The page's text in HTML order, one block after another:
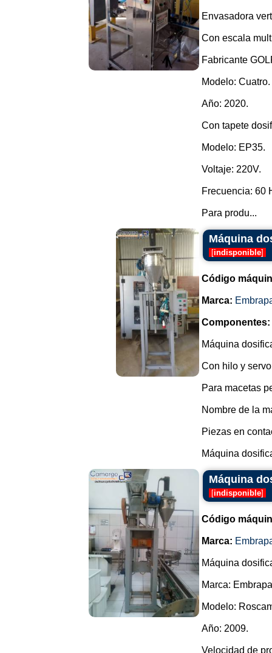
Envasadora
Con escala
Fabricante
Modelo: Cuatro.
Año: 2020.
Con tapete
Modelo: EP35.
Voltaje: 220V.
Frecuencia: 60
Para produ...
Máquina
[indisponible]
Código
Marca:
Componentes:
Máquina
Con hilo y
Para macetas
Nombre de la
Piezas en
Máquina
Máquina
[indisponible]
Código
Marca:
Máquina
Marca:
Modelo:
Año: 2009.
Velocidad de